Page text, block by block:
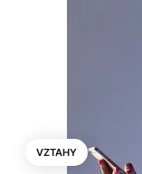
VZTAHY